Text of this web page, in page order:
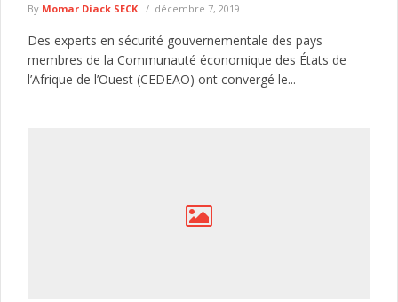
By Momar Diack SECK décembre 7, 2019
Des experts en sécurité gouvernementale des pays
membres de la Communauté économique des États de
l’Afrique de l’Ouest (CEDEAO) ont convergé le...